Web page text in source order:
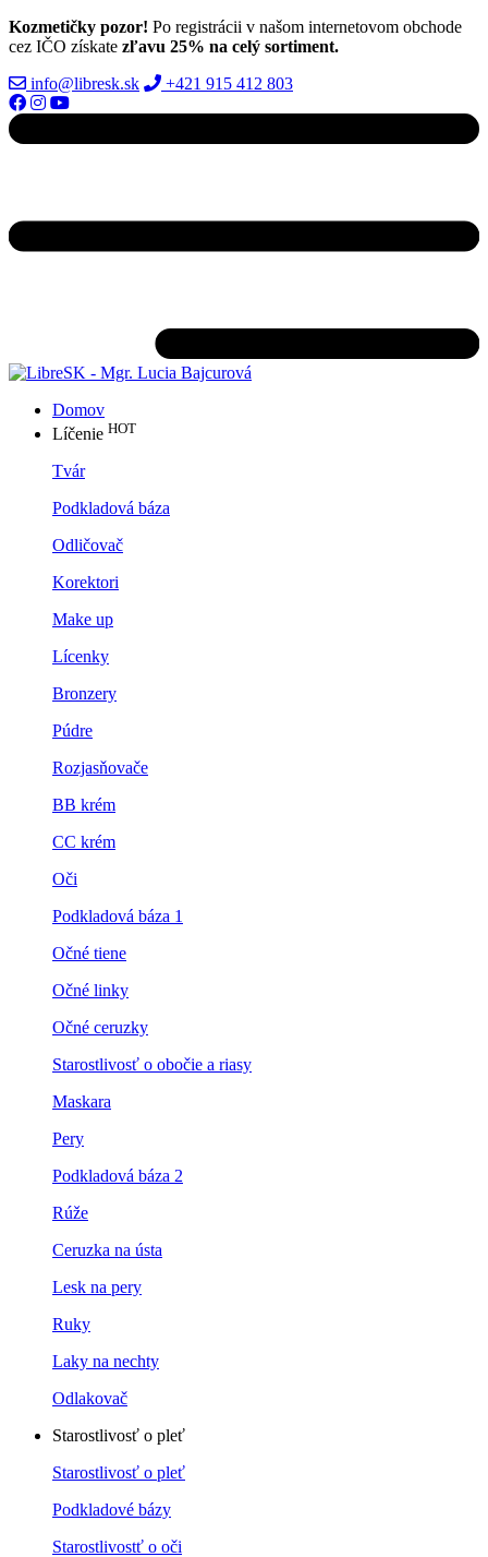
Kozmetičky pozor! Po registrácii v našom internetovom obchode
cez IČO získate zľavu 25% na celý sortiment.
info@libresk.sk
+421 915 412 803
Domov
Líčenie HOT
Tvár
Podkladová báza
Odličovač
Korektori
Make up
Lícenky
Bronzery
Púdre
Rozjasňovače
BB krém
CC krém
Oči
Podkladová báza 1
Očné tiene
Očné linky
Očné ceruzky
Starostlivosť o obočie a riasy
Maskara
Pery
Podkladová báza 2
Rúže
Ceruzka na ústa
Lesk na pery
Ruky
Laky na nechty
Odlakovač
Starostlivosť o pleť
Starostlivosť o pleť
Podkladové bázy
Starostlivostť o oči